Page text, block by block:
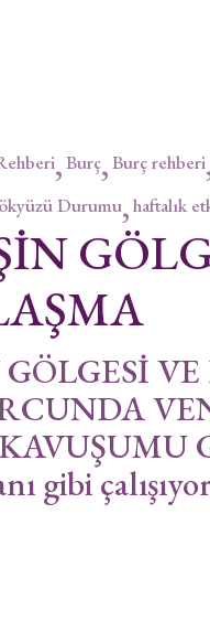
Burç Burç rehberi
Durumu haftalık
gibi